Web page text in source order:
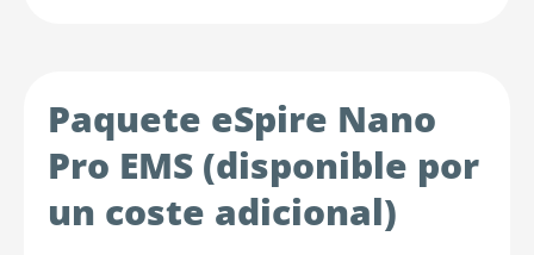
Paquete eSpire Nano
Pro EMS (disponible por
un coste adicional)